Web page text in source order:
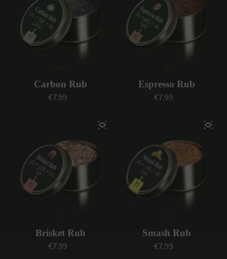
Carbon Rub
Prezzo regolare
€7,99
Espresso Rub
Prezzo regolare
€7,99
Brisket Rub
Prezzo regolare
€7,99
Smash Rub
Prezzo regolare
€7,99